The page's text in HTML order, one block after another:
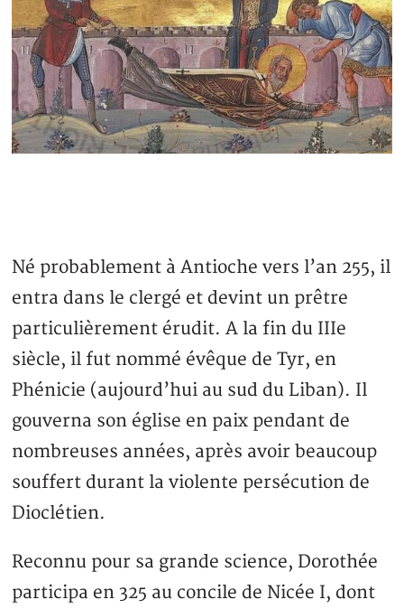
Né probablement à Antioche vers l’an 255, il
entra dans le clergé et devint un prêtre
particulièrement érudit. A la fin du IIIe
siècle, il fut nommé évêque de Tyr, en
Phénicie (aujourd’hui au sud du Liban). Il
gouverna son église en paix pendant de
nombreuses années, après avoir beaucoup
souffert durant la violente persécution de
Dioclétien.
Reconnu pour sa grande science, Dorothée
participa en 325 au concile de Nicée I, dont